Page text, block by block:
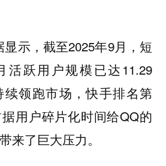
显示，截至2025年9月，短
活跃用户规模已达11.29
领跑市场，快手排名第
用户碎片化时间给QQ的
来了巨大压力。